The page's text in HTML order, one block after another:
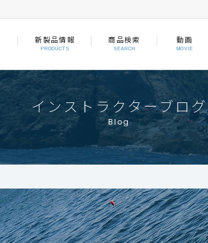
新製品情報
PRODUCTS
商品検索
SEARCH
動画
MOVIE
インストラクターブログ
Blog